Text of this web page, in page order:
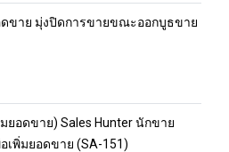
ขาย มุ่งปิดการขายขณะออกบูธขาย
ยอดขาย) Sales Hunter นักขาย
เพิ่มยอดขาย (SA-151)